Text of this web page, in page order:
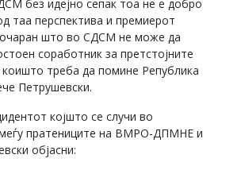
без идејно сепак тоа не е добро
таа перспектива и премиерот
што во СДСМ не може да
соработник за претстојните
коишто треба да помине Република
Петрушевски.
којшто се случи во
пратениците на ВМРО-ДПМНЕ и
објасни: